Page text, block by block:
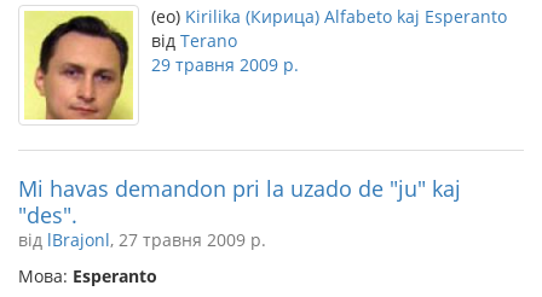
(eo) Kirilika (Кирица) Alfabeto kaj Esperanto
від Terano
29 травня 2009 р.
Mi havas demandon pri la uzado de "ju" kaj
"des".
від lBrajonl, 27 травня 2009 р.
Мова: Esperanto